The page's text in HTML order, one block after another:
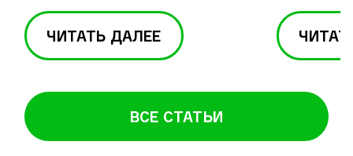
Российской Федерации».
ЧИТАТЬ ДАЛЕЕ
ВСЕ СТАТЬИ